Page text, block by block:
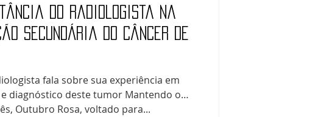
do radiologista na
secundária do câncer de
fala sobre sua experiência em
diagnóstico deste tumor Mantendo o
Outubro Rosa, voltado para...